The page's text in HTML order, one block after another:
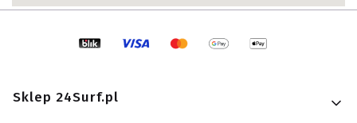
Linki w stopce
Sklep 24Surf.pl